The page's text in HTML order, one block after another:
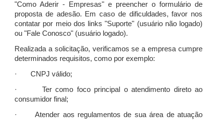
"Como Aderir - Empresas" e preencher o formulário de
proposta de adesão. Em caso de dificuldades, favor nos
contatar por meio dos links "Suporte" (usuário não logado)
ou "Fale Conosco" (usuário logado).
Realizada a solicitação, verificamos se a empresa cumpre
determinados requisitos, como por exemplo:
· CNPJ válido;
· Ter como foco principal o atendimento direto ao
consumidor final;
· Atender aos regulamentos de sua área de atuação